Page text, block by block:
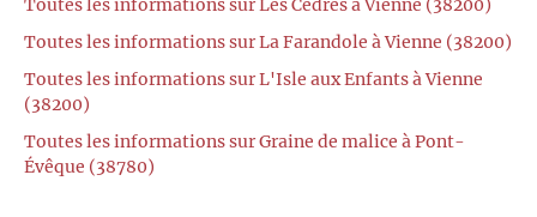
Toutes les informations sur Les Cèdres à Vienne (38200)
Toutes les informations sur La Farandole à Vienne (38200)
Toutes les informations sur L'Isle aux Enfants à Vienne
(38200)
Toutes les informations sur Graine de malice à Pont-
Évêque (38780)